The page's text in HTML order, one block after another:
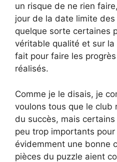
un risque de ne rien
jour de la date limite
quelque sorte certaines
véritable qualité et sur
fait pour faire les
réalisés.
Comme je le disais, je
voulons tous que le club
du succès, mais
peu trop importants
évidemment une bonne
pièces du puzzle aient